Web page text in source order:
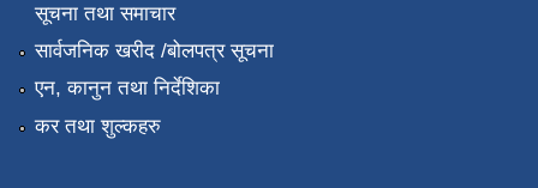
सूचना तथा समाचार
सार्वजनिक खरीद /बोलपत्र सूचना
एन, कानुन तथा निर्देशिका
कर तथा शुल्कहरु